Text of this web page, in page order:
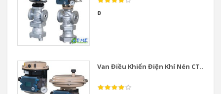
0
Van Điều Khiển Điện Khí Nén CT...